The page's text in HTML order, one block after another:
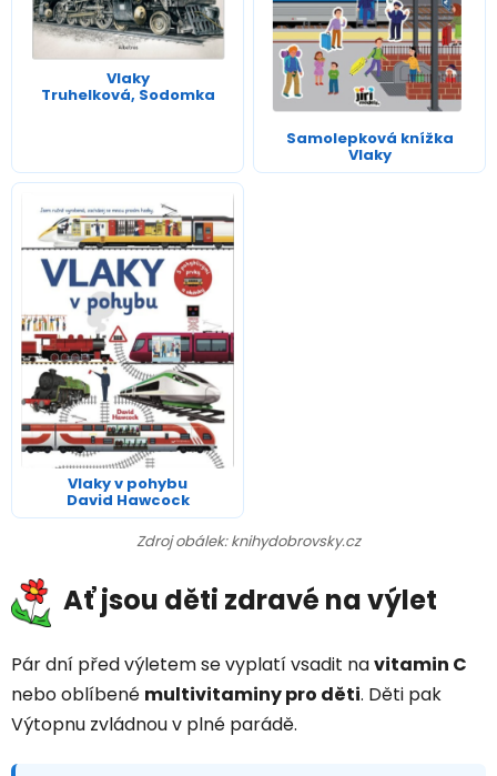
Vlaky
Truhelková, Sodomka
Samolepková knížka
Vlaky
Vlaky v pohybu
David Hawcock
Zdroj obálek: knihydobrovsky.cz
Ať jsou děti zdravé na výlet
Pár dní před výletem se vyplatí vsadit navitamin C
nebo oblíbené multivitaminy pro děti. Děti pak
Výtopnu zvládnou v plné parádě.